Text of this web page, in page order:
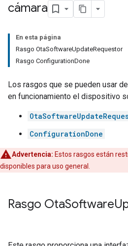
cámara
En esta página
Rasgo OtaSoftwareUpdateRequestor
Rasgo ConfigurationDone
Los rasgos que se pueden usar
en funcionamiento el dispositivo
ConfigurationDone
Advertencia: Estos rasgos están
disponibles para uso general.
Rasgo OtaSoftware